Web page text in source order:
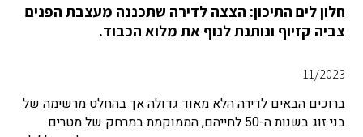
חלון לים התיכון: הצצה לדירה שתכננה מעצבת הפנים
צביה קזיוף ונותנת לנוף את מלוא הכבוד.
11/2023
ברוכים הבאים לדירה הלא מאוד גדולה אך בהחלט מרשימה של
בני זוג בשנות ה-50 לחייהם, הממוקמת במרחק של מטרים